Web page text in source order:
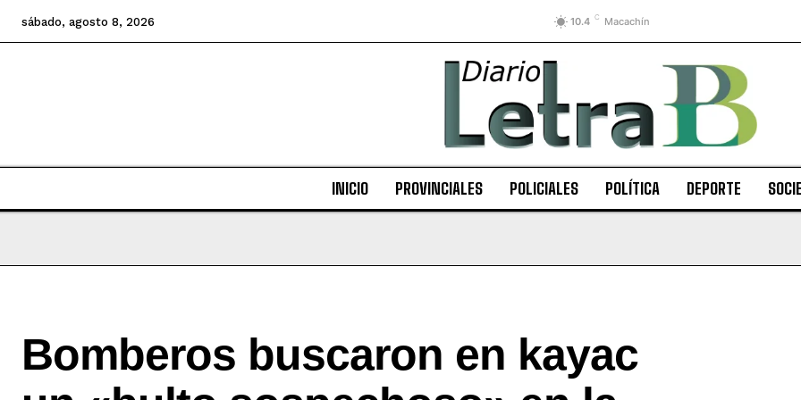
sábado, agosto 8, 2026 10.4 C Macachín
INICIO PROVINCIALES POLICIALES POLÍTICA DEPORTE
Bomberos buscaron en kayac